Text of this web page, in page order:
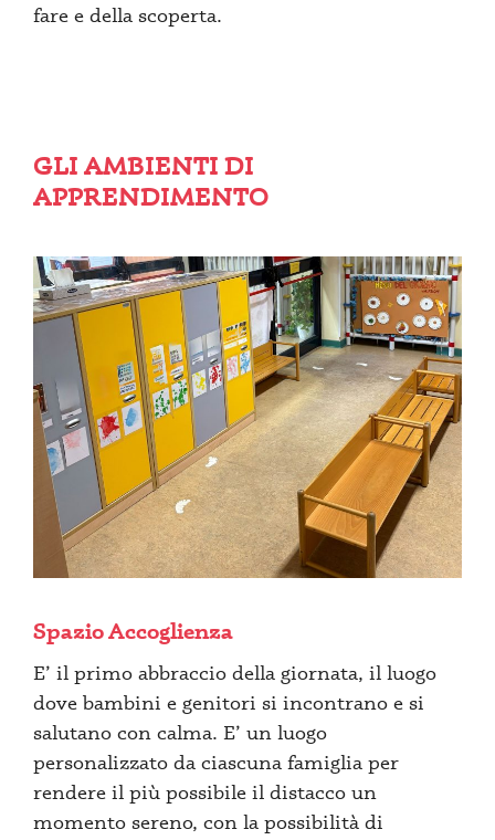
fare e della scoperta.
GLI AMBIENTI DI
APPRENDIMENTO
Spazio Accoglienza
E’ il primo abbraccio della giornata, il luogo
dove bambini e genitori si incontrano e si
salutano con calma. E’ un luogo
personalizzato da ciascuna famiglia per
rendere il più possibile il distacco un
momento sereno, con la possibilità di